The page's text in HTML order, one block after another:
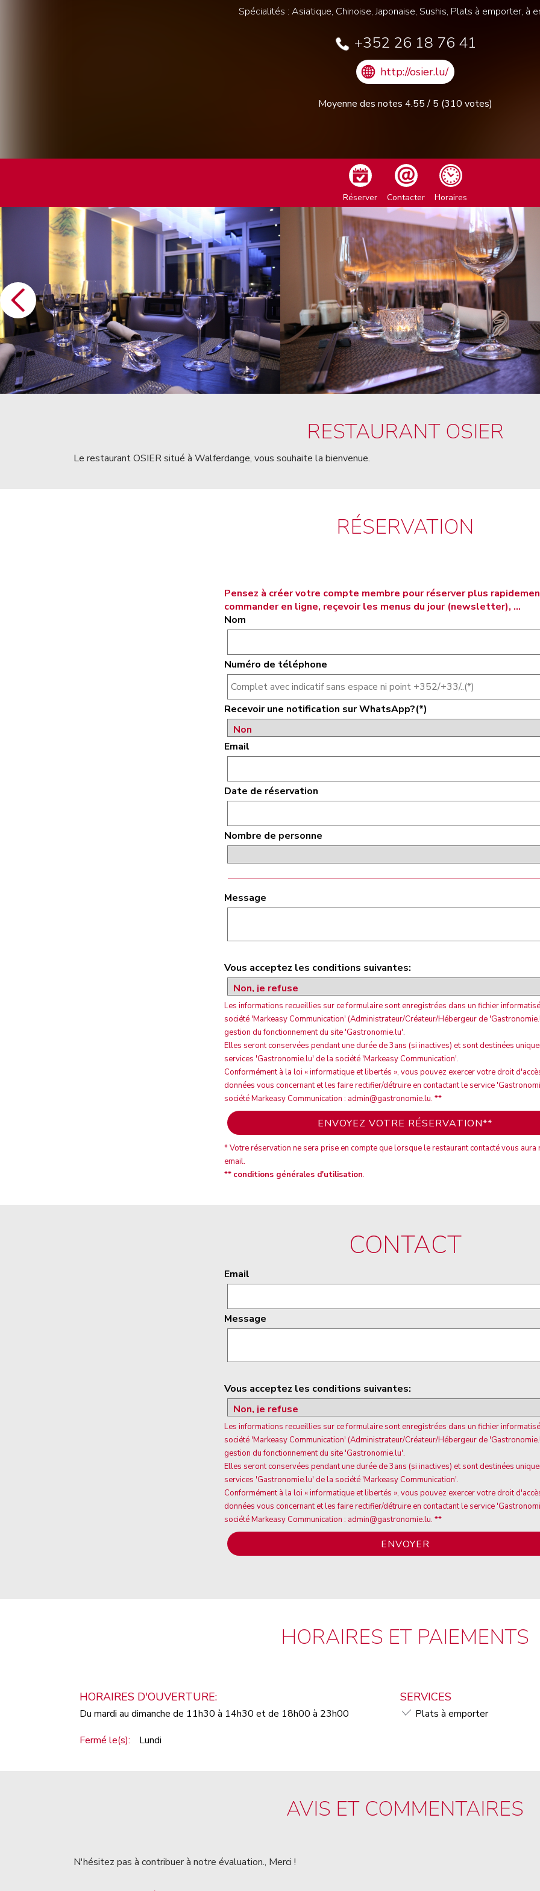
Spécialités : Asiatique, Chinoise, Japonaise, Sushis, Plats à emporter, à
+352 26 18 76 41
http://osier.lu/
Moyenne des notes 4.55/ 5 (310 votes)
Réserver Contacter Horaires
RESTAURANT OSIER
Le restaurant OSIER situé à Walferdange, vous souhaite la bienvenue.
RÉSERVATION
Pensez à créer votre compte membre pour réserver plus
commander en ligne, reçevoir les menus du jour (newsletter), ...
Nom
Numéro de téléphone
Recevoir une notification sur WhatsApp?(*)
Email
Date de réservation
Nombre de personne
Message
Vous acceptez les conditions suivantes:
Les informations recueillies sur ce formulaire sont enregistrées dans un fichier
société 'Markeasy Communication' (Administrateur/Créateur/Hébergeur de
gestion du fonctionnement du site 'Gastronomie.lu'.
Elles seront conservées pendant une durée de 3ans (si inactives) et sont destinées
services 'Gastronomie.lu' de la société 'Markeasy Communication'.
Conformément à la loi « informatique et libertés », vous pouvez exercer votre droit
données vous concernant et les faire rectifier/détruire en contactant le service
société Markeasy Communication : admin@gastronomie.lu. **
* Votre réservation ne sera prise en compte que lorsque le restaurant contacté vous aura
email.
** conditions générales d'utilisation.
CONTACT
Email
Message
Vous acceptez les conditions suivantes:
Les informations recueillies sur ce formulaire sont enregistrées dans un fichier
société 'Markeasy Communication' (Administrateur/Créateur/Hébergeur de
gestion du fonctionnement du site 'Gastronomie.lu'.
Elles seront conservées pendant une durée de 3ans (si inactives) et sont destinées
services 'Gastronomie.lu' de la société 'Markeasy Communication'.
Conformément à la loi « informatique et libertés », vous pouvez exercer votre droit
données vous concernant et les faire rectifier/détruire en contactant le service
société Markeasy Communication : admin@gastronomie.lu. **
HORAIRES ET PAIEMENTS
HORAIRES D'OUVERTURE:
Du mardi au dimanche de 11h30 à 14h30 et de 18h00 à 23h00
Fermé le(s):
Lundi
SERVICES
Plats à emporter
AVIS ET COMMENTAIRES
N'hésitez pas à contribuer à notre évaluation., Merci !